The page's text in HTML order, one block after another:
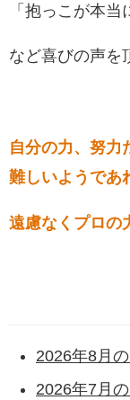
「抱っこが本当
など喜びの声を
自分の力、努力
難しいようであ
遠慮なくプロの
2026年8月
2026年7月